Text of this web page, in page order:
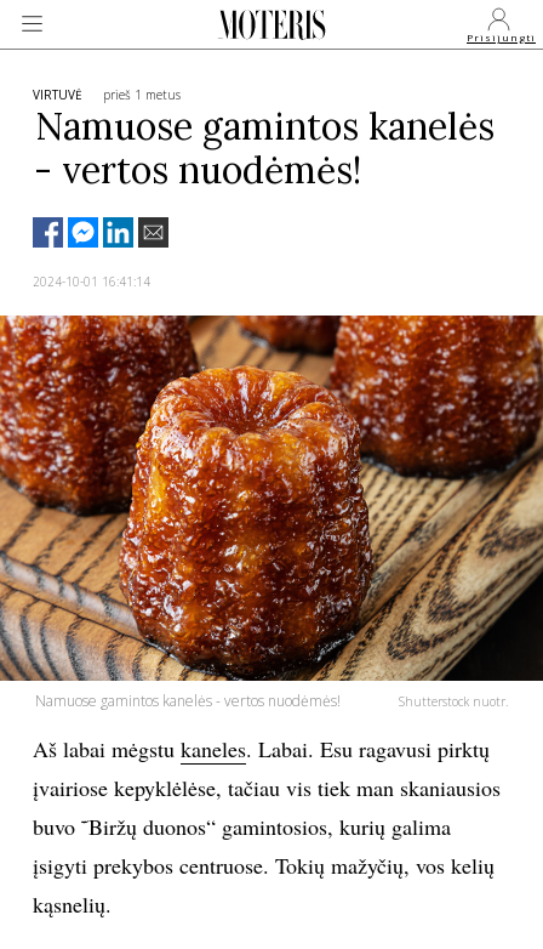
Prisijungti
VEIDAI
MONARCHIJA
MADA
GROŽIS
SVEIKATA
APIE MANE
PSICHOLOGIJA
HOROSKOPAI
POLITIKA
KULTŪRA
LAISVALAIKIS
VIRTUVĖ prieš 1 metus
Namuose gamintos kanelės
- vertos nuodėmės!
2024-10-01 16:41:14
Namuose gamintos kanelės - vertos nuodėmės! Shutterstock nuotr.
Aš labai mėgstu kaneles. Labai. Esu ragavusi pirktų
įvairiose kepyklėlėse, tačiau vis tiek man skaniausios
buvo ˜Biržų duonos“ gamintosios, kurių galima
įsigyti prekybos centruose. Tokių mažyčių, vos kelių
kąsnelių.